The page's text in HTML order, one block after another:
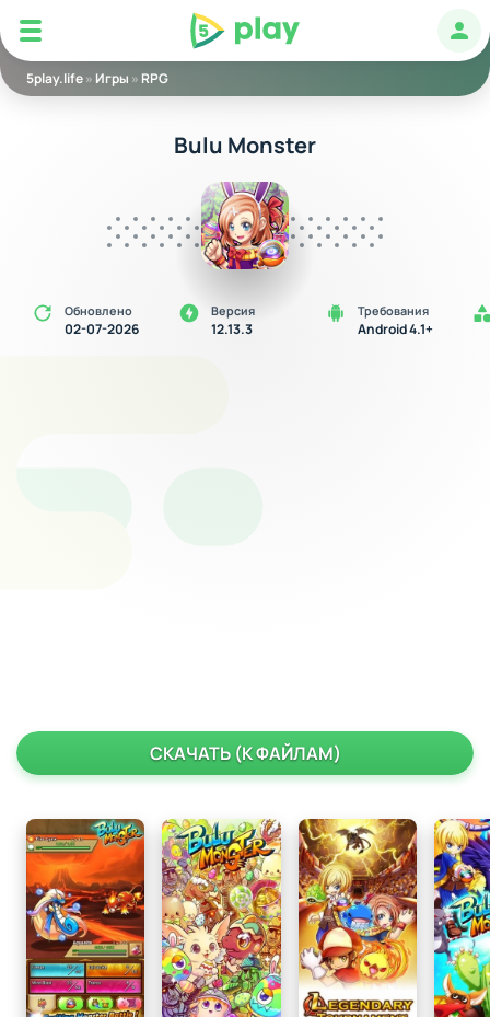
5play
5play.life» Игры » RPG
Bulu Monster
Обновлено
02-07-2026
Версия
12.13.3
Требования
Android 4.1+
СКАЧАТЬ (К ФАЙЛАМ)